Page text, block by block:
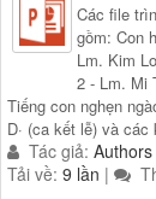
Các file
gồm: Con
Lm. Kim
2 - Lm. Mi
Tiếng con nghẹn
D· (ca kết lễ) và
Tác giả: Authors
Tải về: 9 lần |